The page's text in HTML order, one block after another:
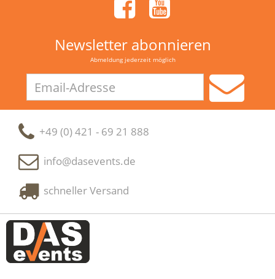
Newsletter abonnieren
Abmeldung jederzeit möglich
Adresse
+49 (0) 421 - 69 21 888
info@dasevents.de
schneller Versand